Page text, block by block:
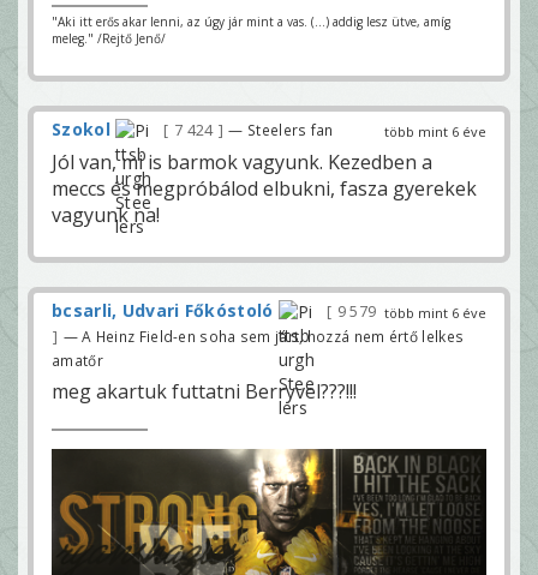
"Aki itt erős akar lenni, az úgy jár mint a vas. (...) addig lesz ütve, amíg
meleg." /Rejtő Jenő/
több mint 6 éve
Szokol 7 424 — Steelers fan
Jól van, mi is barmok vagyunk. Kezedben a
meccs és megpróbálod elbukni, fasza gyerekek
vagyunk na!
több mint 6 éve
bcsarli, Udvari Főkóstoló 9 579
— A Heinz Field-en soha sem járt, hozzá nem értő lelkes
amatőr
meg akartuk futtatni Berryvel???!!!